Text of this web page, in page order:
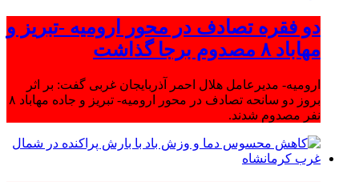
دو فقره تصادف در محور ارومیه -تبریز و
مهاباد ۸ مصدوم برجا گذاشت
ارومیه- مدیرعامل هلال احمر آذربایجان غربی گفت: بر اثر
بروز دو سانحه تصادف در محور ارومیه- تبریز و جاده مهاباد ۸
نفر مصدوم شدند.